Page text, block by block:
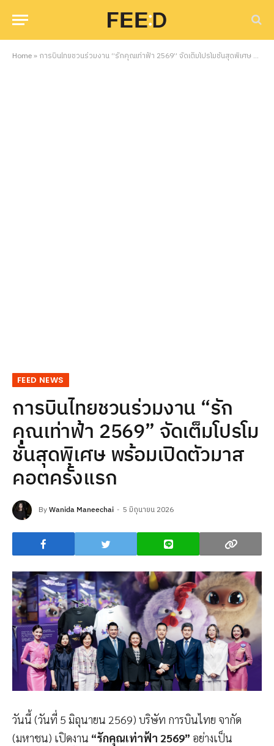
Home» การบินไทยชวนร่วมงาน “รักคุณเท่าฟ้า 2569” จัดเต็มโปรโมชั่นสุดพิเศษ พร้อมเปิดตัวมาสคอตครั้งแรก
FEED NEWS
การบินไทยชวนร่วมงาน “รัก
คุณเท่าฟ้า 2569” จัดเต็มโปรโม
ชั่นสุดพิเศษ พร้อมเปิดตัวมาส
คอตครั้งแรก
ByWanida Maneechai 5 มิถุนายน 2026
วันนี้ (วันที่ 5 มิถุนายน 2569) บริษัท การบินไทย จากัด
(มหาชน) เปิดงาน “รักคุณเท่าฟ้า 2569” อย่างเป็น